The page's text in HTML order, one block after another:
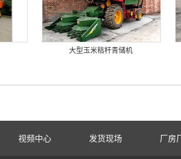
大型玉米秸秆青储机
视频中心 发货现场 厂房